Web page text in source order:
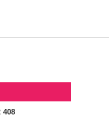
408